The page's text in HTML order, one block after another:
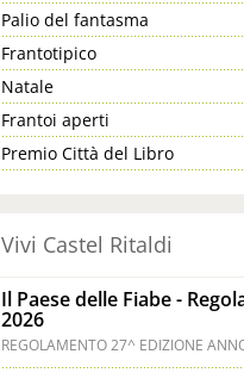
Palio del fantasma
Frantotipico
Natale
Frantoi aperti
Premio Città del Libro
Vivi Castel Ritaldi
Il Paese delle Fiabe -
2026
REGOLAMENTO 27^ EDIZIONE